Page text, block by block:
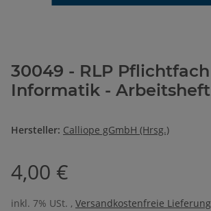
30049 - RLP Pflichtfach
Informatik - Arbeitsheft
Hersteller: Calliope gGmbH (Hrsg.)
4,00 €
inkl. 7% USt. , Versandkostenfreie Lieferung